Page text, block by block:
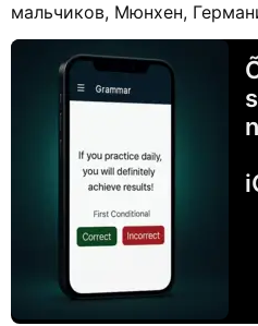
мальчиков, Мюнхен,